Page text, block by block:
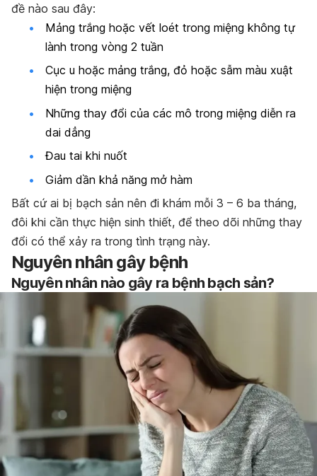
đề nào sau đây:
Mảng trắng hoặc vết loét trong miệng không tự
lành trong vòng 2 tuần
Cục u hoặc mảng trắng, đỏ hoặc sẫm màu xuật
hiện trong miệng
Những thay đổi của các mô trong miệng diễn ra
dai dẳng
Đau tai khi nuốt
Giảm dần khả năng mở hàm
Bất cứ ai bị bạch sản nên đi khám mỗi 3 – 6 ba tháng,
đôi khi cần thực hiện sinh thiết, để theo dõi những thay
đổi có thể xảy ra trong tình trạng này.
Nguyên nhân gây bệnh
Nguyên nhân nào gây ra bệnh bạch sản?